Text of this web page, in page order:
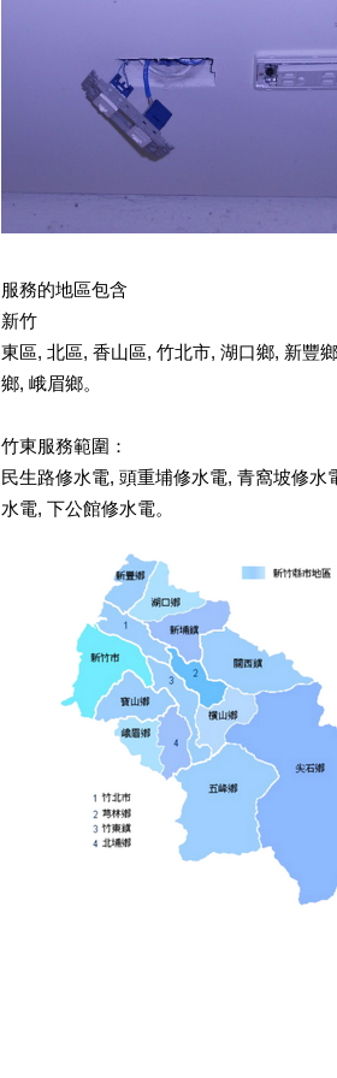
服務的地區包含
新竹
東區, 北區, 香山區, 竹北市, 湖口鄉, 新豐鄉
鄉, 峨眉鄉。
竹東服務範圍：
民生路修水電, 頭重埔修水電, 青窩坡修水
水電, 下公館修水電。